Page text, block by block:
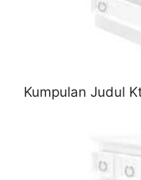
Kumpulan Judul